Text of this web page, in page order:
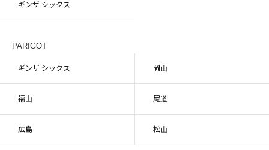
ギンザ シックス
PARIGOT
ギンザ シックス 岡山
福山 尾道
広島 松山